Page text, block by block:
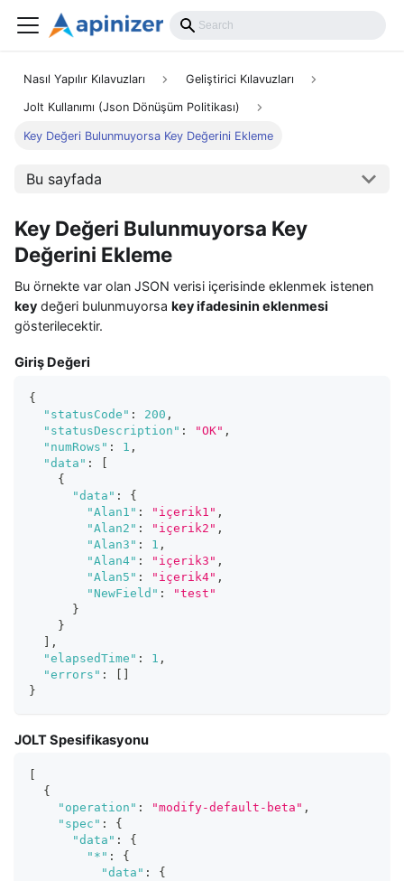
Nasıl Yapılır Kılavuzları Geliştirici Kılavuzları
Jolt Kullanımı (Json Dönüşüm Politikası)
Key Değeri Bulunmuyorsa Key Değerini Ekleme
Bu sayfada
Key Değeri Bulunmuyorsa Key
Değerini Ekleme
Bu örnekte var olan JSON verisi içerisinde eklenmek istenen
key değeri bulunmuyorsa key ifadesinin eklenmesi
gösterilecektir.
Giriş Değeri
{
"statusCode" : 200 ,
"statusDescription" : "OK" ,
"numRows" : 1 ,
"data" :
[
{
"data" :
{
"Alan1" : "içerik1" ,
"Alan2" : "içerik2" ,
"Alan3" : 1 ,
"Alan4" : "içerik3" ,
"Alan5" : "içerik4" ,
"NewField" :
"test"
}
}
] ,
"elapsedTime" : 1 ,
"errors" : [ ]
}
JOLT Spesifikasyonu
{
"operation" : "modify-default-beta" ,
"spec" :
{
"data" :
{
"*" :
{
"data" :
{